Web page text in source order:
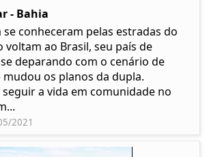
- Bahia
se conheceram pelas estradas do
voltam ao Brasil, seu país de
deparando com o cenário de
os planos da dupla.
a vida em comunidade no
2021